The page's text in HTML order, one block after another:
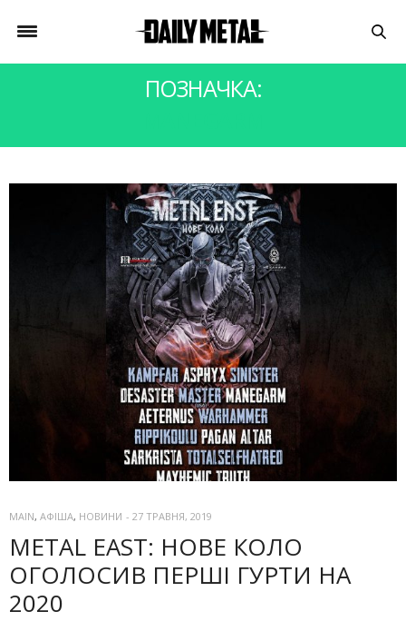
ПОЗНАЧКА:
MAIN, АФІША, НОВИНИ - 27 ТРАВНЯ, 2019
METAL EAST: НОВЕ КОЛО
ОГОЛОСИВ ПЕРШІ ГУРТИ НА
2020